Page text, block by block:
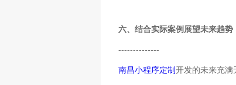
六、结合实际案例展望未来趋势
--------------
南昌小程序定制开发的未来充满